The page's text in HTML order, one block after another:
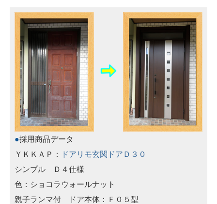
●採用商品データ
ＹＫＫＡＰ：
ドアリモ玄関ドアＤ３０
シンプル Ｄ４仕様
色：ショコラウォールナット
親子ランマ付 ドア本体：Ｆ０５型